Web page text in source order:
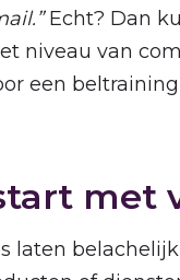
Echt? Dan
niveau van
een
met
laten